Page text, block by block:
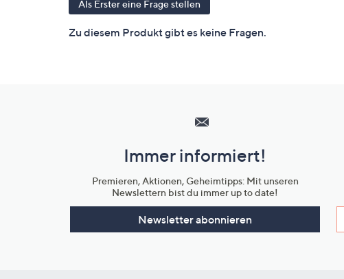
Unternehmensinformationen
Immer informiert!
Premieren, Aktionen, Geheimtipps: Mit unseren
Newslettern bist du immer up to date!
Newsletter abonnieren